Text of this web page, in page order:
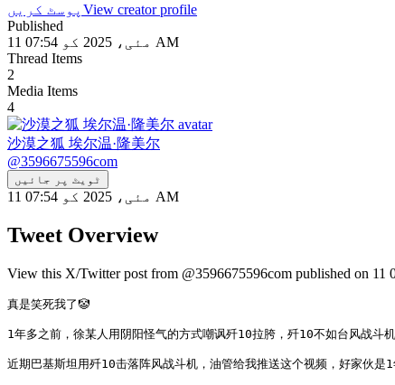
پوسٹ کریں View creator profile
Published
11 مئی، 2025 کو 07:54 AM
Thread Items
2
Media Items
4
沙漠之狐 埃尔温·隆美尔
@3596675596com
ٹویٹ پر جائیں
11 مئی، 2025 کو 07:54 AM
Tweet Overview
真是笑死我了🤡
1年多之前，徐某人用阴阳怪气的方式嘲讽歼10拉胯，歼10不如台风战斗
近期巴基斯坦用歼10击落阵风战斗机，油管给我推送这个视频，好家伙是